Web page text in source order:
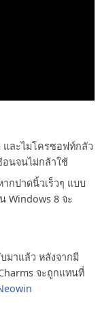
และไมโครซอฟท์กลัว
อนจนไม่กล้าใช้
กปาดนิ้วเร็วๆ แบบ
Windows 8 จะ
มาแล้ว หลังจากมี
จะถูกแทนที่